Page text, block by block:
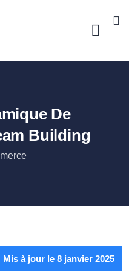
De
Building
Mis à jour le 8 janvier 2025